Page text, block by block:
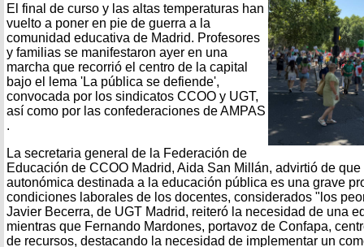
El final de curso y las altas temperaturas han
vuelto a poner en pie de guerra a la
comunidad educativa de Madrid. Profesores
y familias se manifestaron ayer en una
marcha que recorrió el centro de la capital
bajo el lema 'La pública se defiende',
convocada por los sindicatos CCOO y UGT,
así como por las confederaciones de AMPAS
.
La secretaria general de la Federación de
Educación de CCOO Madrid, Aida San Millán, advirtió de
autonómica destinada a la educación pública es una grave
condiciones laborales de los docentes, considerados "los
Javier Becerra, de UGT Madrid, reiteró la necesidad de una
mientras que Fernando Mardones, portavoz de Confapa,
de recursos, destacando la necesidad de implementar un